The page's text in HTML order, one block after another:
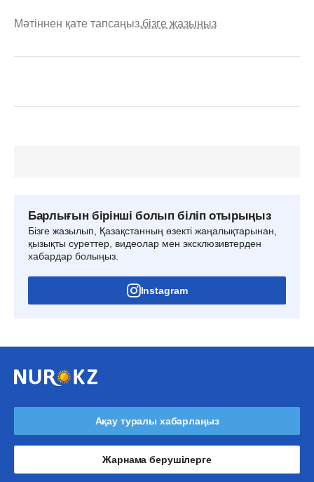
Мәтіннен қате тапсаңыз,бізге жазыңыз
Барлығын бірінші болып біліп отырыңыз
Бізге жазылып, Қазақстанның өзекті жаңалықтарынан,
қызықты суреттер, видеолар мен эксклюзивтерден
хабардар болыңыз.
Instagram
Ақау туралы хабарлаңыз
Жарнама берушілерге